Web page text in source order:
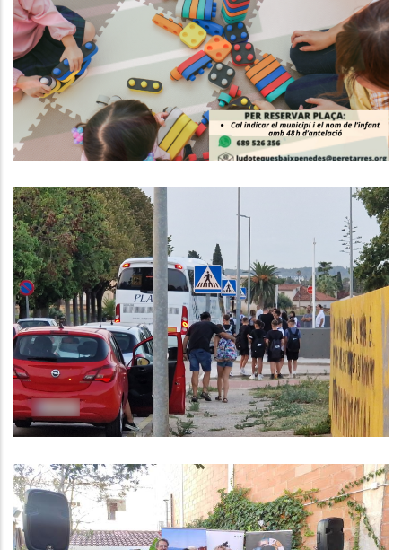
CONCILIEM BAIX PENEDÈS. CURS
2024-2025
S. socials
1.200 Alumnes De Primària,
Secundària Obligatòria I Educació
Especial Utilitzen El Servei De
Transport Escolar Del Consell
Comarcal Aquest Curs 24/25
Educació
II Jornades Gastronòmiques